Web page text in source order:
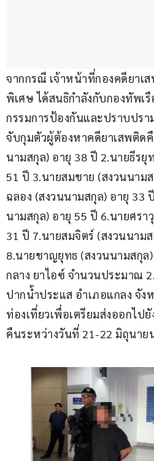
จากกรณี เจ้าหน้าที่กองคดียาเ
พิเศษ ได้สนธิกำลังกับกองทัพเ
กรรมการป้องกันและปราบปร
จับกุมตัวผู้ต้องหาคดียาเสพติด
นามสกุล) อายุ 38 ปี 2.นายธีรยุ
51 ปี 3.นายสมชาย (สงวนนาม
ฉลอง (สงวนนามสกุล) อายุ 33
นามสกุล) อายุ 55 ปี 6.นายศร
31 ปี 7.นายสมจิตร์ (สงวนนาม
8.นายชาญยุทธ (สงวนนามสกุล
กลาง ยาไอซ์ จำนวนประมาณ
ปากน้ำประแส อำเภอแกลง จัง
ท่องเที่ยวเพื่อเตรียมส่งออกไป
คืนระหว่างวันที่ 21-22 มิถุนาย